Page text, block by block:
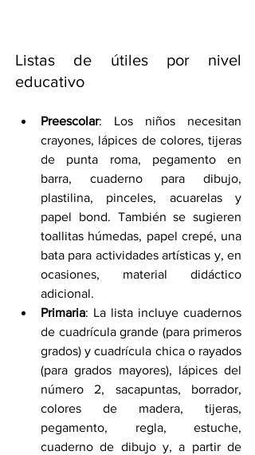
Listas de útiles por nivel
educativo
Preescolar: Los niños necesitan
crayones, lápices de colores, tijeras
de punta roma, pegamento en
barra, cuaderno para dibujo,
plastilina, pinceles, acuarelas y
papel bond. También se sugieren
toallitas húmedas, papel crepé, una
bata para actividades artísticas y, en
ocasiones, material didáctico
adicional.
Primaria: La lista incluye cuadernos
de cuadrícula grande (para primeros
grados) y cuadrícula chica o rayados
(para grados mayores), lápices del
número 2, sacapuntas, borrador,
colores de madera, tijeras,
pegamento, regla, estuche,
cuaderno de dibujo y, a partir de